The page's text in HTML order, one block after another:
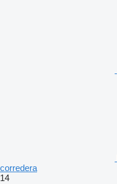
corredera
14